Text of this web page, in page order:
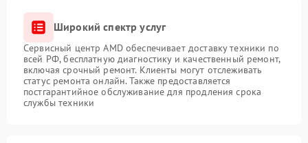
Широкий спектр услуг
Сервисный центр AMD обеспечивает доставку техники по
всей РФ, бесплатную диагностику и качественный ремонт,
включая срочный ремонт. Клиенты могут отслеживать
статус ремонта онлайн. Также предоставляется
постгарантийное обслуживание для продления срока
службы техники